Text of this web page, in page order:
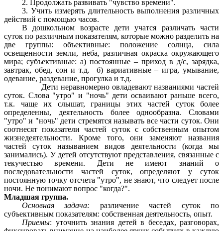
2. Продолжать развивать "чувство времени".
3. Учить измерять длительность выполнения различных
действий с помощью часов.
В дошкольном возрасте дети учатся различать части
суток по различным показателям, которые можно разделить на
две группы: объективные: положение солнца, сила
освещенности земли, неба, различная окраска окружающего
мира; субъективные: а) постоянные – приход в д/с, зарядка,
завтрак, обед, сон и т.д. б) вариативные – игра, умывание,
одевание, раздевание, прогулка и т.д.
Дети неравномерно овладевают названиями частей
суток. Слова "утро" и "ночь" дети осваивают раньше всего,
т.к. чаще их слышат, границы этих частей суток более
определенны, деятельность более однообразна. Словами
"утро" и "ночь" дети стремятся называть все части суток. Они
соотнесят показатели частей суток с собственным опытом
жизнедеятельности. Кроме того, они заменяют названия
частей суток называнием видов деятельности (когда мы
занимались). У детей отсутствуют представления, связанные с
текучестью времени. Дети не имеют знаний о
последовательности частей суток, определяют у суток
постоянную точку отсчета "утро", не знают, что следует после
ночи. Не понимают вопрос "когда?".
Младшая группа.
Основная задача: различение частей суток по
субъективным показателям: собственная деятельность, опыт.
Приемы: уточнить знания детей в беседах, разговорах,